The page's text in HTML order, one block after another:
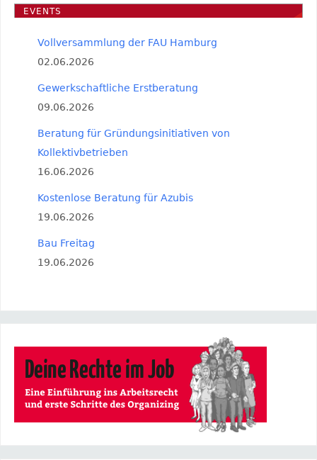
EVENTS
Vollversammlung der FAU Hamburg
02.06.2026
Gewerkschaftliche Erstberatung
09.06.2026
Beratung für Gründungsinitiativen von
Kollektivbetrieben
16.06.2026
Kostenlose Beratung für Azubis
19.06.2026
Bau Freitag
19.06.2026